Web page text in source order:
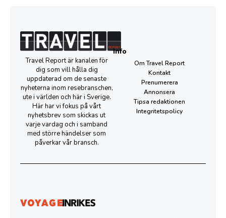
Travel Report är kanalen för
dig som vill hålla dig
uppdaterad om de senaste
nyheterna inom resebranschen,
ute i världen och här i Sverige.
Här har vi fokus på vårt
nyhetsbrev som skickas ut
varje vardag och i samband
med större händelser som
påverkar vår bransch.
Info
Om Travel Report
Kontakt
Prenumerera
Annonsera
Tipsa redaktionen
Integritetspolicy